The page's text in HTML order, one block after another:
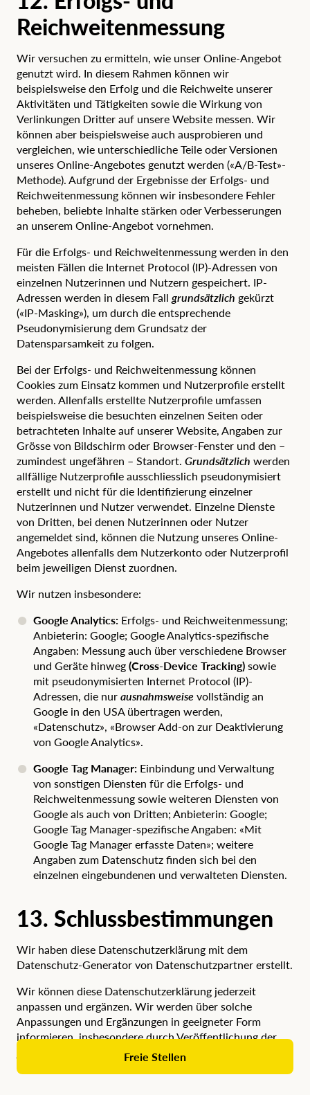
Reichweitenmessung
Wir versuchen zu ermitteln, wie unser Online-Angebot
genutzt wird. In diesem Rahmen können wir
beispielsweise den Erfolg und die Reichweite unserer
Aktivitäten und Tätigkeiten sowie die Wirkung von
Verlinkungen Dritter auf unsere Website messen. Wir
können aber beispielsweise auch ausprobieren und
vergleichen, wie unterschiedliche Teile oder Versionen
unseres Online-Angebotes genutzt werden («A/B-Test»-
Methode). Aufgrund der Ergebnisse der Erfolgs- und
Reichweitenmessung können wir insbesondere Fehler
beheben, beliebte Inhalte stärken oder Verbesserungen
an unserem Online-Angebot vornehmen.
Für die Erfolgs- und Reichweitenmessung werden in den
meisten Fällen die Internet Protocol (IP)-Adressen von
einzelnen Nutzerinnen und Nutzern gespeichert. IP-
Adressen werden in diesem Fall grundsätzlich gekürzt
(«IP-Masking»), um durch die entsprechende
Pseudonymisierung dem Grundsatz der
Datensparsamkeit zu folgen.
Bei der Erfolgs- und Reichweitenmessung können
Cookies zum Einsatz kommen und Nutzerprofile erstellt
werden. Allenfalls erstellte Nutzerprofile umfassen
beispielsweise die besuchten einzelnen Seiten oder
betrachteten Inhalte auf unserer Website, Angaben zur
Grösse von Bildschirm oder Browser-Fenster und den –
zumindest ungefähren – Standort. Grundsätzlich werden
allfällige Nutzerprofile ausschliesslich pseudonymisiert
erstellt und nicht für die Identifizierung einzelner
Nutzerinnen und Nutzer verwendet. Einzelne Dienste
von Dritten, bei denen Nutzerinnen oder Nutzer
angemeldet sind, können die Nutzung unseres Online-
Angebotes allenfalls dem Nutzerkonto oder Nutzerprofil
beim jeweiligen Dienst zuordnen.
Wir nutzen insbesondere:
Google Analytics: Erfolgs- und Reichweitenmessung;
Anbieterin: Google; Google Analytics-spezifische
Angaben: Messung auch über verschiedene Browser
und Geräte hinweg(Cross-Device Tracking)sowie
mit pseudonymisierten Internet Protocol (IP)-
Adressen, die nurausnahmsweise vollständig an
Google in den USA übertragen werden,
«Datenschutz», «Browser Add-on zur Deaktivierung
von Google Analytics».
Google Tag Manager: Einbindung und Verwaltung
von sonstigen Diensten für die Erfolgs- und
Reichweitenmessung sowie weiteren Diensten von
Google als auch von Dritten; Anbieterin: Google;
Google Tag Manager-spezifische Angaben: «Mit
Google Tag Manager erfasste Daten»; weitere
Angaben zum Datenschutz finden sich bei den
einzelnen eingebundenen und verwalteten Diensten.
13. Schlussbestimmungen
Wir haben diese Datenschutzerklärung mit dem
Datenschutz-Generatorvon Datenschutzpartnererstellt.
Wir können diese Datenschutzerklärung jederzeit
anpassen und ergänzen. Wir werden über solche
Anpassungen und Ergänzungen in geeigneter Form
informieren, insbesondere durch Veröffentlichung der
jeweils aktuellen Datenschutzerklärung auf unserer
Website.
Freie Stellen